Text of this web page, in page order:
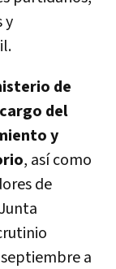
y
de
del
y
, así como
de
a